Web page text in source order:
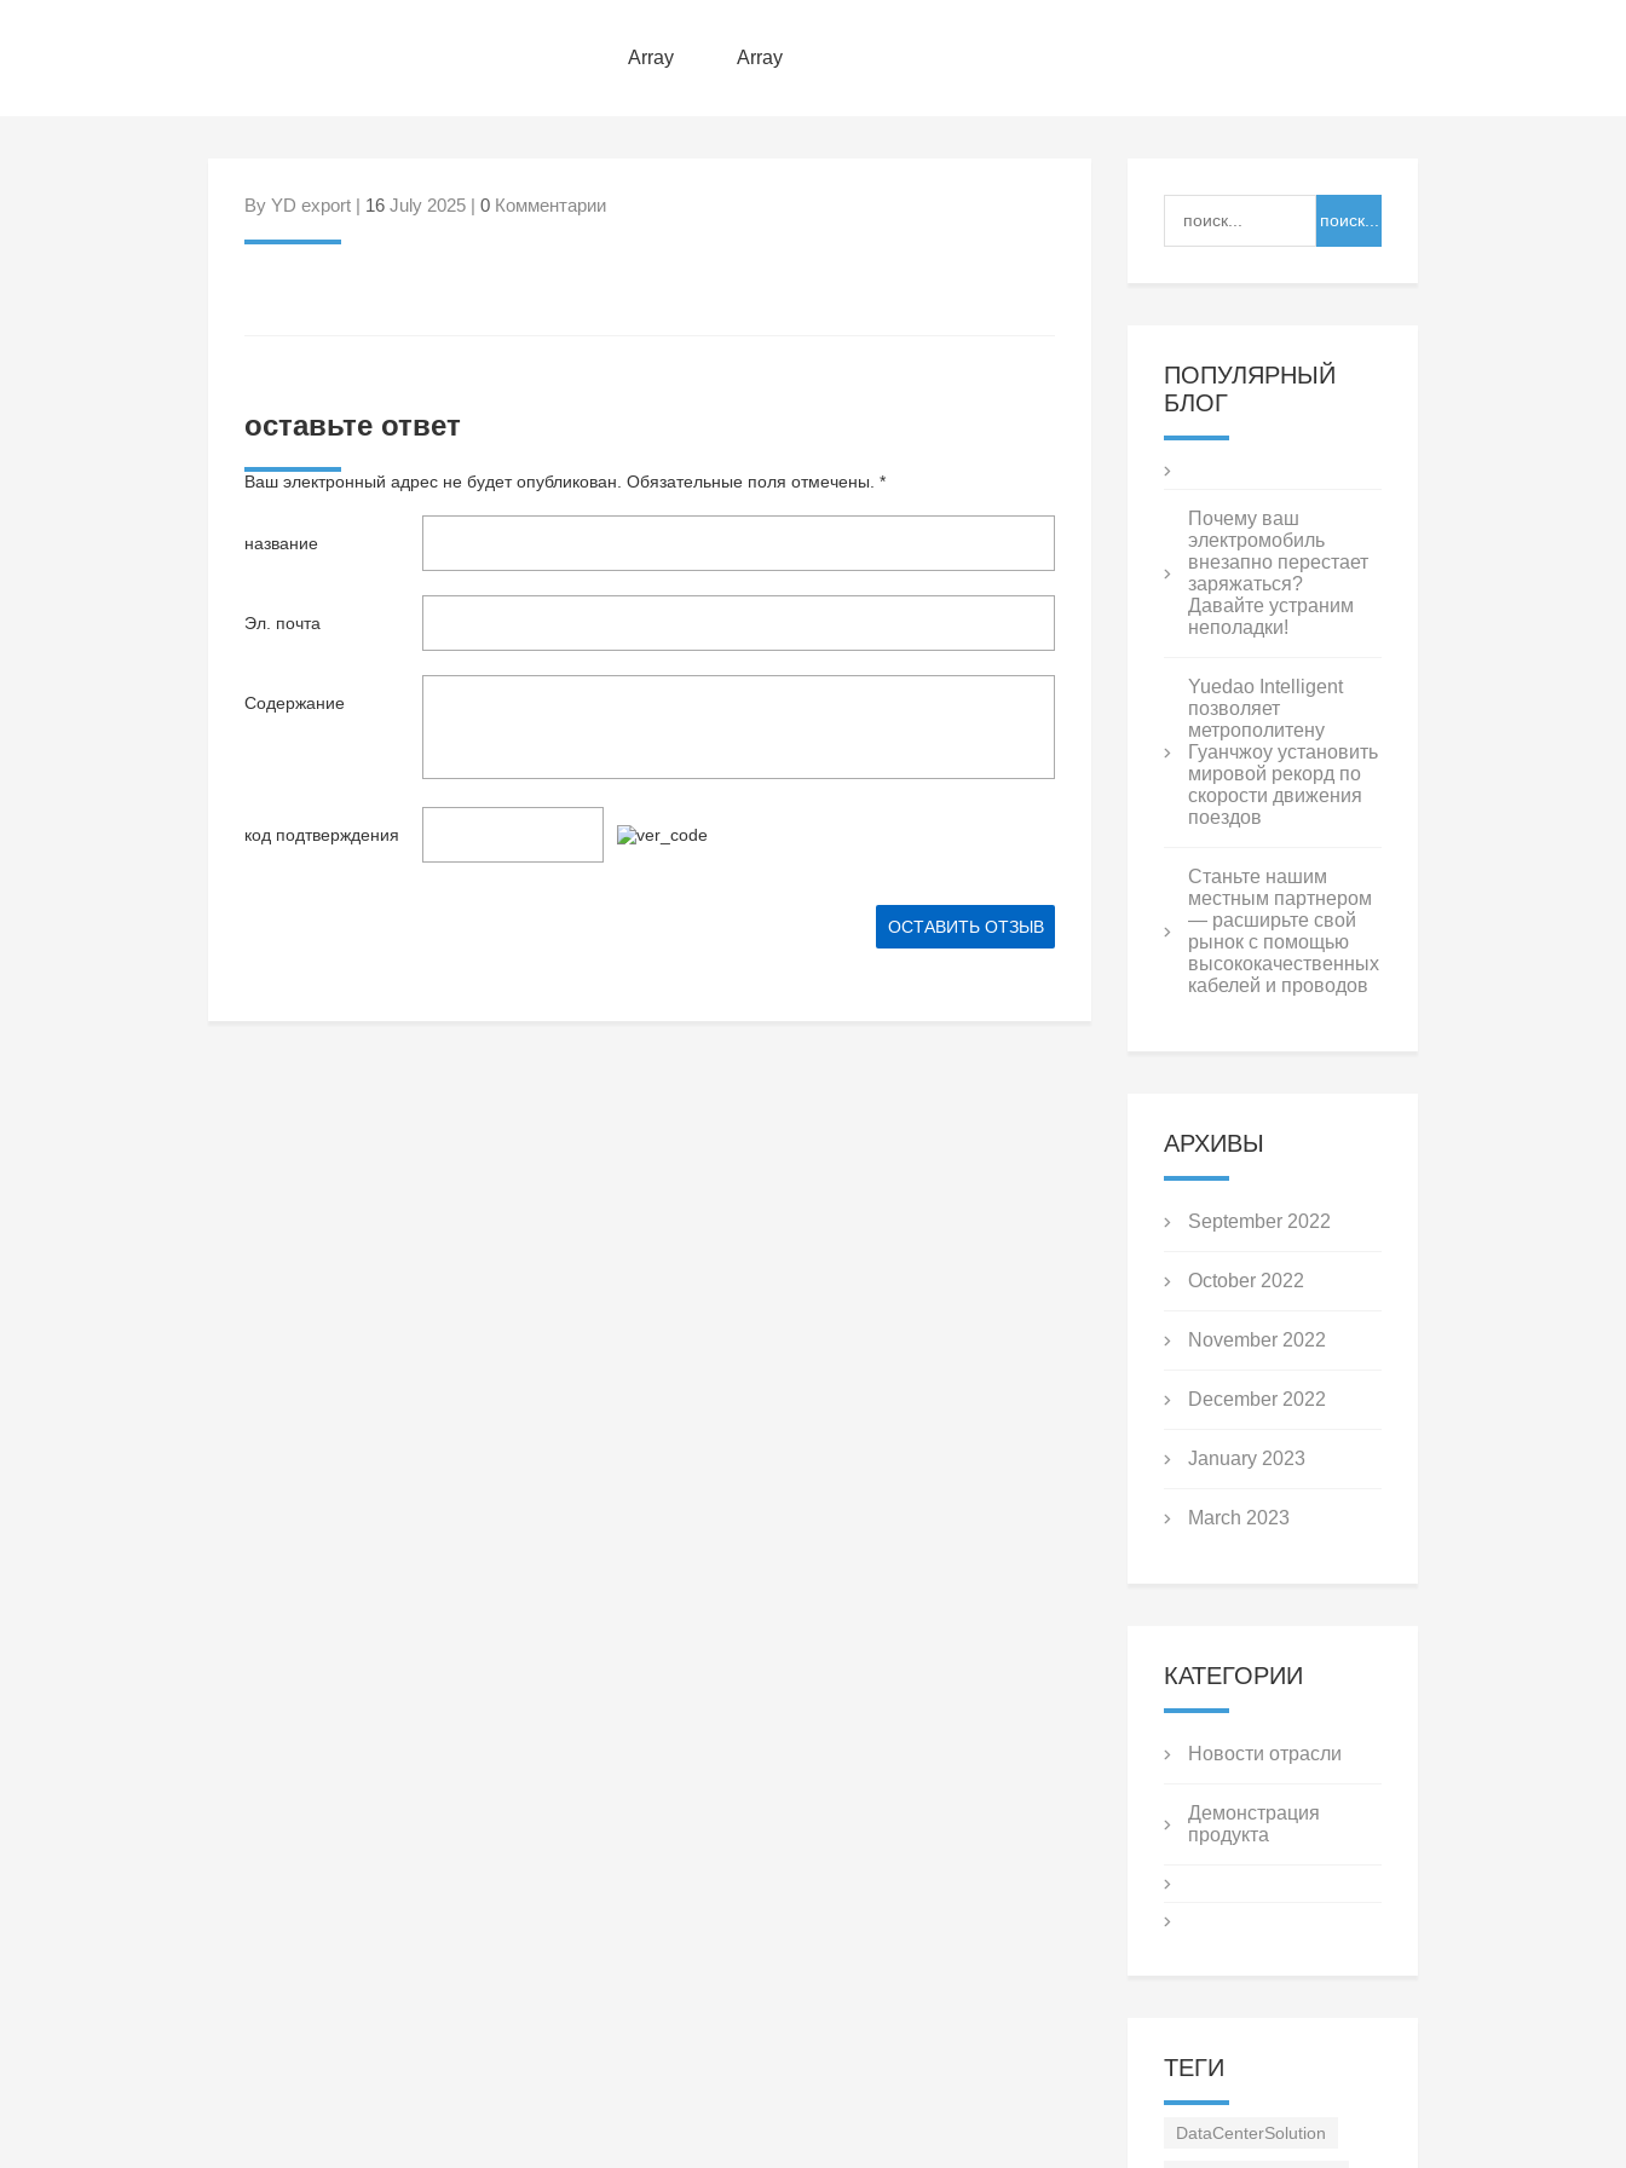
Array Array
By YD export | 16 July 2025 | 0 Комментарии
оставьте ответ
Ваш электронный адрес не будет опубликован. Обязательные поля отмечены. *
название
Эл. почта
Содержание
код подтверждения
ПОПУЛЯРНЫЙ
БЛОГ
Почему ваш
электромобиль
внезапно перестает
заряжаться?
Давайте устраним
неполадки!
Yuedao Intelligent
позволяет
метрополитену
Гуанчжоу установить
мировой рекорд по
скорости движения
поездов
Станьте нашим
местным партнером
— расширьте свой
рынок с помощью
высококачественных
кабелей и проводов
АРХИВЫ
September 2022
October 2022
November 2022
December 2022
January 2023
March 2023
КАТЕГОРИИ
Новости отрасли
Демонстрация
продукта
ТЕГИ
DataCenterSolution